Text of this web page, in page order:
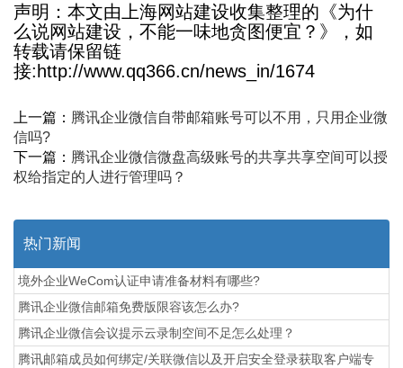
声明：本文由上海网站建设收集整理的《为什
么说网站建设，不能一味地贪图便宜？》，如
转载请保留链
接:http://www.qq366.cn/news_in/1674
上一篇： 腾讯企业微信自带邮箱账号可以不用，只用企业微
信吗?
下一篇： 腾讯企业微信微盘高级账号的共享共享空间可以授
权给指定的人进行管理吗？
热门新闻
境外企业WeCom认证申请准备材料有哪些?
腾讯企业微信邮箱免费版限容该怎么办?
腾讯企业微信会议提示云录制空间不足怎么处理？
腾讯邮箱成员如何绑定/关联微信以及开启安全登录获取客户端专